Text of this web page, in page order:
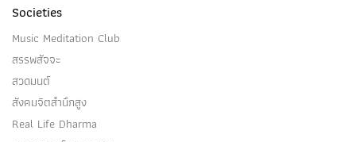
Societies
Music Meditation Club
สรรพสัจจะ
สวดมนต์
สังคมจิตสำนึกสูง
Real Life Dharma